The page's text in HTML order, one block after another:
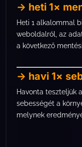
→ heti 1×
Heti 1 alkalommal
weboldalról, az
a következő
→ havi 1×
Havonta teszteljük
sebességét a
melynek